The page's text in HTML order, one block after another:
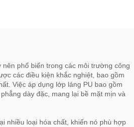
phổ biến trong các môi trường công
các điều kiện khắc nghiệt, bao gồm
Việc áp dụng lớp láng PU bao gồm
dày đặc, mang lại bề mặt mịn và
nhiều loại hóa chất, khiến nó phù hợp